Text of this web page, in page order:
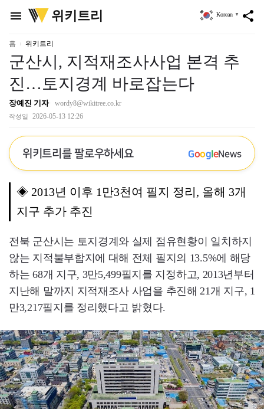
menu
위
키
리
위키트리 share
Korean ▼
홈 위키트리
군산시, 지적재조사사업 본격 추
진…토지경계 바로잡는다
장예진 기자 wordy8@wikitree.co.kr
작성일 2026-05-13 12:26
위키트리를 팔로우하세요 GoogleNews
◈ 2013년 이후 1만3천여 필지 정리, 올해 3개
지구 추가 추진
전북 군산시는 토지경계와 실제 점유현황이 일치하지
않는 지적불부합지에 대해 전체 필지의 13.5%에 해당
하는 68개 지구, 3만5,499필지를 지정하고, 2013년부터
지난해 말까지 지적재조사 사업을 추진해 21개 지구, 1
만3,217필지를 정리했다고 밝혔다.